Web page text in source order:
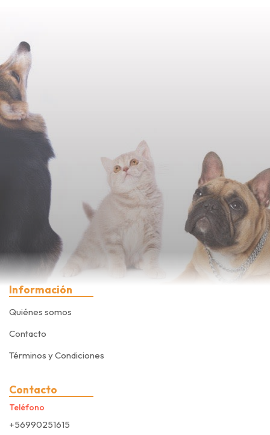
Información
Quiénes somos
Contacto
Términos y Condiciones
Contacto
Teléfono
+56990251615